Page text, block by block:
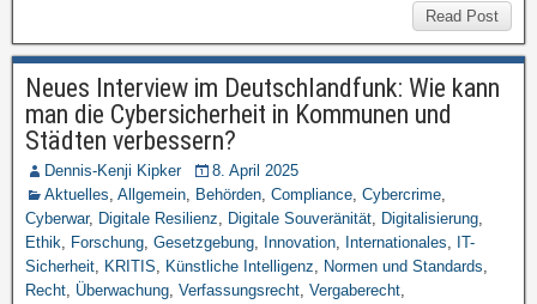
Read Post
Neues Interview im Deutschlandfunk: Wie kann
man die Cybersicherheit in Kommunen und
Städten verbessern?
Dennis-Kenji Kipker
8. April 2025
Aktuelles, Allgemein, Behörden, Compliance, Cybercrime,
Cyberwar, Digitale Resilienz, Digitale Souveränität, Digitalisierung,
Ethik, Forschung, Gesetzgebung, Innovation, Internationales, IT-
Sicherheit, KRITIS, Künstliche Intelligenz, Normen und Standards,
Recht, Überwachung, Verfassungsrecht, Vergaberecht,